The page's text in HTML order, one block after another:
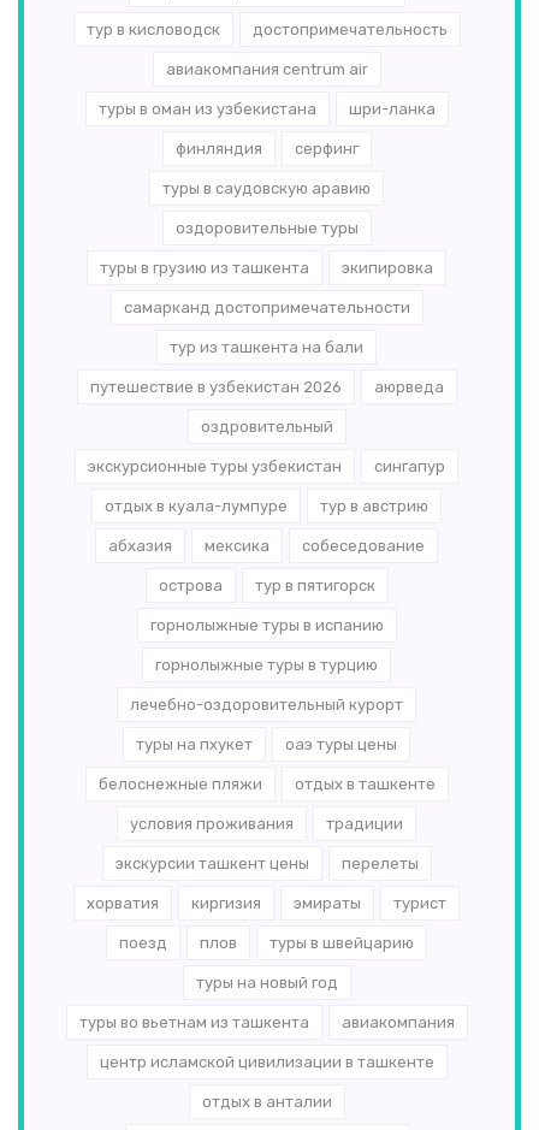
тур в кисловодск достопримечательность
авиакомпания centrum air
туры в оман из узбекистана шри-ланка
финляндия серфинг
туры в саудовскую аравию
оздоровительные туры
туры в грузию из ташкента экипировка
самарканд достопримечательности
тур из ташкента на бали
путешествие в узбекистан 2026 аюрведа
оздровительный
экскурсионные туры узбекистан сингапур
отдых в куала-лумпуре тур в австрию
абхазия мексика собеседование
острова тур в пятигорск
горнолыжные туры в испанию
горнолыжные туры в турцию
лечебно-оздоровительный курорт
туры на пхукет оаэ туры цены
белоснежные пляжи отдых в ташкенте
условия проживания традиции
экскурсии ташкент цены перелеты
хорватия киргизия эмираты турист
поезд плов туры в швейцарию
туры на новый год
туры во вьетнам из ташкента авиакомпания
центр исламской цивилизации в ташкенте
отдых в анталии